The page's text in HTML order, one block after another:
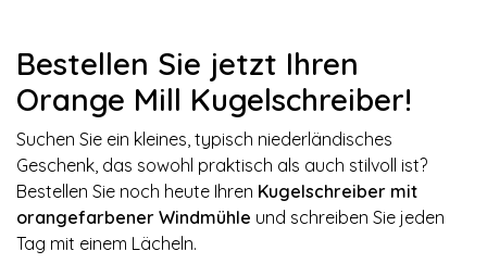
Bestellen Sie jetzt Ihren
Orange Mill Kugelschreiber!
Suchen Sie ein kleines, typisch niederländisches
Geschenk, das sowohl praktisch als auch stilvoll ist?
Bestellen Sie noch heute Ihren Kugelschreiber mit
orangefarbener Windmühle und schreiben Sie jeden
Tag mit einem Lächeln.